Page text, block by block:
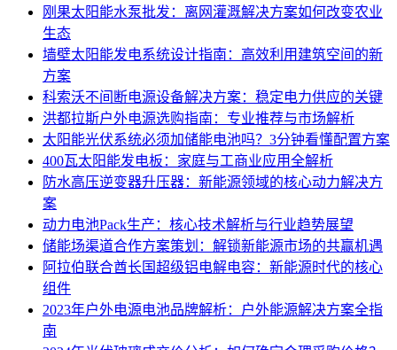
刚果太阳能水泵批发：离网灌溉解决方案如何改变农业
生态
墙壁太阳能发电系统设计指南：高效利用建筑空间的新
方案
科索沃不间断电源设备解决方案：稳定电力供应的关键
洪都拉斯户外电源选购指南：专业推荐与市场解析
太阳能光伏系统必须加储能电池吗？3分钟看懂配置方案
400瓦太阳能发电板：家庭与工商业应用全解析
防水高压逆变器升压器：新能源领域的核心动力解决方
案
动力电池Pack生产：核心技术解析与行业趋势展望
储能场渠道合作方案策划：解锁新能源市场的共赢机遇
阿拉伯联合酋长国超级铝电解电容：新能源时代的核心
组件
2023年户外电源电池品牌解析：户外能源解决方案全指
南